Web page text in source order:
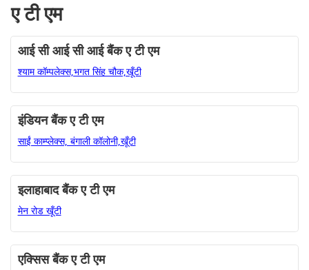
ए टी एम
आई सी आई सी आई बैंक ए टी एम
श्याम कॉम्पलेक्स,भगत सिंह चौक,खूँटी
इंडियन बैंक ए टी एम
साईं काम्प्लेक्स, बंगाली कॉलोनी,खूँटी
इलाहाबाद बैंक ए टी एम
मेन रोड खूँटी
एक्सिस बैंक ए टी एम